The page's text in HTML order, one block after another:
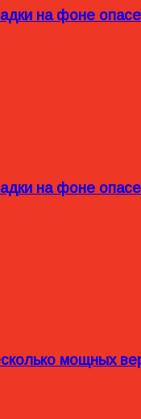
на фоне
на фоне
мощных